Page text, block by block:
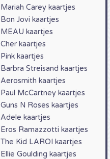
Mariah Carey kaartjes
Bon Jovi kaartjes
MEAU kaartjes
Cher kaartjes
Pink kaartjes
Barbra Streisand kaartjes
Aerosmith kaartjes
Paul McCartney kaartjes
Guns N Roses kaartjes
Adele kaartjes
Eros Ramazzotti kaartjes
The Kid LAROI kaartjes
Ellie Goulding kaartjes